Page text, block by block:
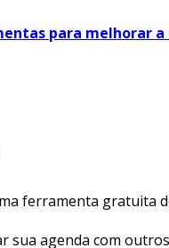
para melhorar
ferramenta gratuita
sua agenda com